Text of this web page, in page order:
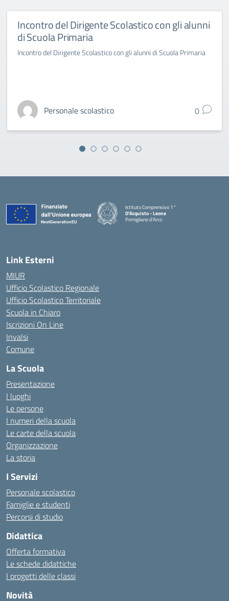
Incontro del Dirigente Scolastico con gli alunni
di Scuola Primaria
Incontro del Dirigente Scolastico con gli alunni di Scuola Primaria
Personale scolastico 0
Istituto Comprensivo 1°
D'Acquisto - Leone
Pomigliano d'Arco
— Visita la pagina iniziale della scuola
Link Esterni
MIUR
Ufficio Scolastico Regionale
Ufficio Scolastico Territoriale
Scuola in Chiaro
Iscrizioni On Line
Invalsi
Comune
La Scuola
Presentazione
I luoghi
Le persone
I numeri della scuola
Le carte della scuola
Organizzazione
La storia
I Servizi
Personale scolastico
Famiglie e studenti
Percorsi di studio
Didattica
Offerta formativa
Le schede didattiche
I progetti delle classi
Novità